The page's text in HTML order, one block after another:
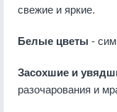
свежие и яркие.
Белые цветы -
Засохшие и
разочарования и